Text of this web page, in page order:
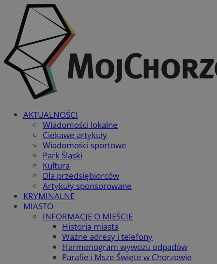
AKTUALNOŚCI
Wiadomości lokalne
Ciekawe artykuły
Wiadomości sportowe
Park Śląski
Kultura
Dla przedsiębiorców
Artykuły sponsorowane
KRYMINALNE
MIASTO
INFORMACJE O MIEŚCIE
Historia miasta
Ważne adresy i telefony
Harmonogram wywozu odpadów
Parafie i Msze Święte w Chorzowie